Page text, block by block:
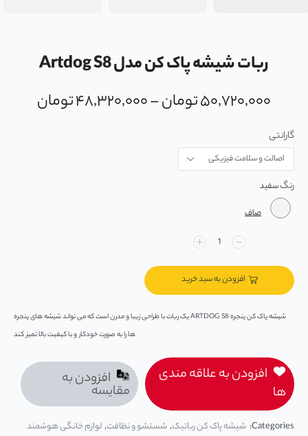
ربات شیشه پاک کن مدل Artdog S8
۵۰,۷۲۰,۰۰۰تومان–۴۸,۳۲۰,۰۰۰تومان
گارانتی
رنگ
صاف
افزودن به سبد خرید
شیشه پاک کن پنجره ARTDOG S8 یک ربات با طراحی زیبا و مدرن است که می ‌تواند شیشه ‌های پنجره
‌ها را به صورت خودکار و با کیفیت بالا تمیز کند
افزودن به علاقه مندی
ها
افزودن به
مقایسه
Categories: شیشه پاک کن رباتیک,شستشو و نظافت,لوازم خانگی هوشمند